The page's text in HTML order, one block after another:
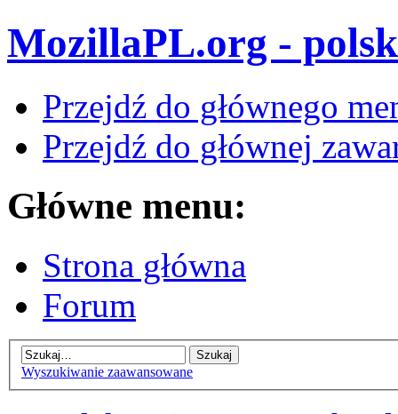
MozillaPL.org -
Przejdź do głównego
Przejdź do głównej
Główne menu:
Strona główna
Forum
Wyszukiwanie zaawansowane